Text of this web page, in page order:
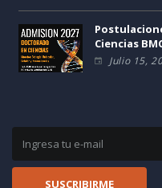
Ciencias
Julio 15,